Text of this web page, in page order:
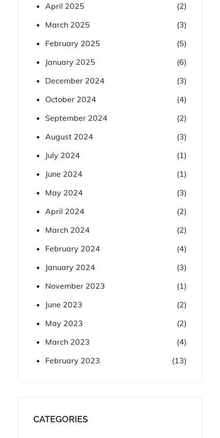
April 2025
(2)
March 2025
(3)
February 2025
(5)
January 2025
(6)
December 2024
(3)
October 2024
(4)
September 2024
(2)
August 2024
(3)
July 2024
(1)
June 2024
(1)
May 2024
(3)
April 2024
(2)
March 2024
(2)
February 2024
(4)
January 2024
(3)
November 2023
(1)
June 2023
(2)
May 2023
(2)
March 2023
(4)
February 2023
(13)
CATEGORIES